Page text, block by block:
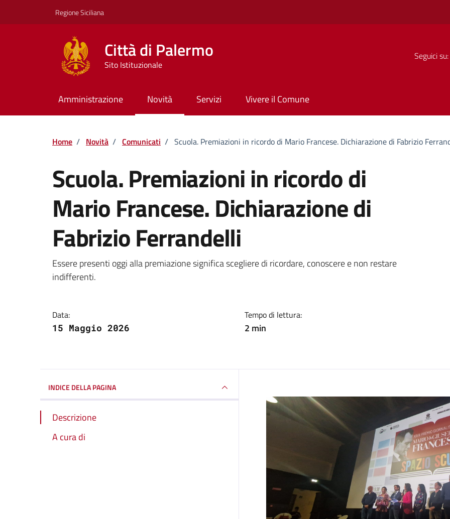
Regione Siciliana
Città di Palermo
Sito Istituzionale
Seguici su:
Amministrazione Novità Servizi Vivere il Comune
Home / Novità / Comunicati / Scuola. Premiazioni in ricordo di Mario Francese. Dichiarazione di Fabrizio
Scuola. Premiazioni in ricordo di
Mario Francese. Dichiarazione di
Fabrizio Ferrandelli
Dettagli della notizia
Essere presenti oggi alla premiazione significa scegliere di ricordare, conoscere e non restare
indifferenti.
Data:
15 Maggio 2026
Tempo di lettura:
2 min
INDICE DELLA PAGINA
Descrizione
A cura di